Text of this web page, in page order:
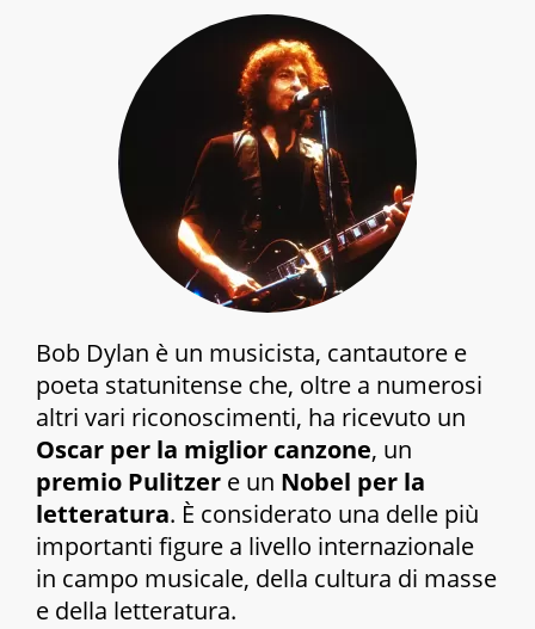
Bob Dylan è un musicista, cantautore e
poeta statunitense che, oltre a numerosi
altri vari riconoscimenti, ha ricevuto un
Oscar per la miglior canzone, un
premio Pulitzer e un Nobel per la
letteratura. È considerato una delle più
importanti figure a livello internazionale
in campo musicale, della cultura di masse
e della letteratura.